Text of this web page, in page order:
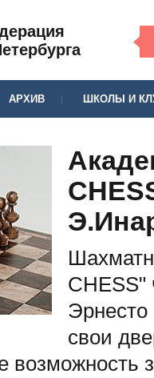
АРХИВ ШКОЛЫ И
Эрнесто
свои
возможность